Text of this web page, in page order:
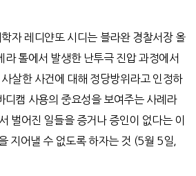
자 레디얀또 시디는 블라완 경찰서장 올
라 톨에서 발생한 난투극 진압 과정에서
살한 사건에 대해 정당방위라고 인정하
디캠 사용의 중요성을 보여주는 사례라
벌어진 일들을 증거나 증인이 없다는 이
지어낼 수 없도록 하자는 것 (5월 5일